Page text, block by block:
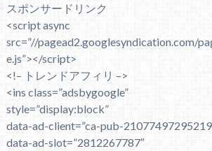
スポンサードリンク
<script async
src=”//pagead2.googlesyndication.com/
e.js”></script>
<!– トレンドアフィリ –>
<ins class=”adsbygoogle”
style=”display:block”
data-ad-client=”ca-pub-
data-ad-slot=”2812267787″